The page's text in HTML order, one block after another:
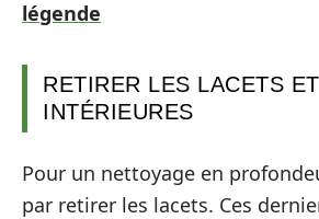
légende
RETIRER LES LACETS
INTÉRIEURES
Pour un nettoyage en
par retirer les lacets. Ces